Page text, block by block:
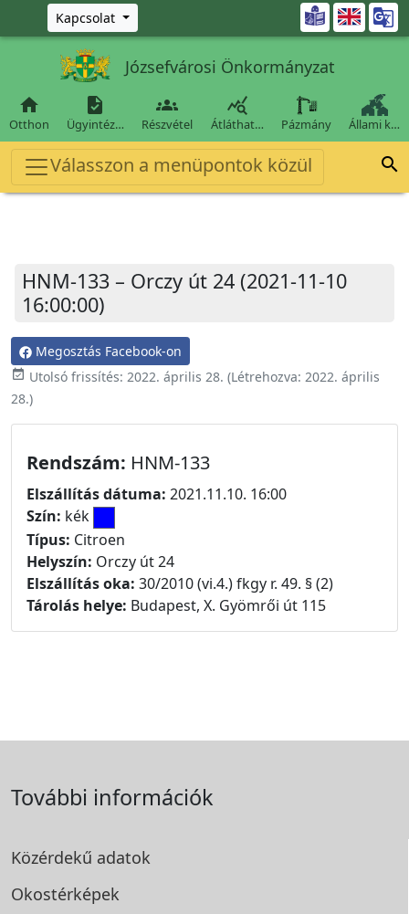
Ugrás a fő tartalomra
Kapcsolat 
Józsefvárosi Önkormányzat

Otthon

Ügyintéz…

Részvétel

Átláthat… Pázmány Állami k…
Válasszon a menüpontok közül 
HNM-133 – Orczy út 24 (2021-11-10
16:00:00)
Megosztás Facebook-on
event_available Utolsó frissítés: 2022. április 28. (Létrehozva: 2022. április
28.)
Rendszám: HNM-133
Elszállítás dátuma: 2021.11.10. 16:00
Szín: kék
Típus: Citroen
Helyszín: Orczy út 24
Elszállítás oka: 30/2010 (vi.4.) fkgy r. 49. § (2)
Tárolás helye: Budapest, X. Gyömrői út 115
További információk
Közérdekű adatok
Okostérképek